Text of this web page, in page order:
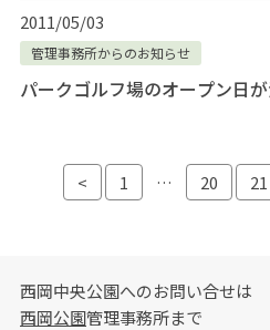
2011/05/03
管理事務所からのお知らせ
パークゴルフ場のオープン日
< 1 … 20 21
西岡中央公園へのお問い合せは
西岡公園管理事務所まで